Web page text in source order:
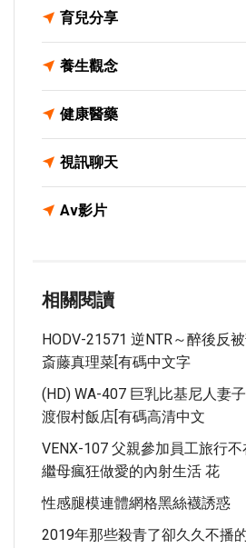
育兒分享
養生觀念
健康醫藥
視訊聊天
Av影片
相關閱讀
HODV-21571 逆NTR～醉後反
斎藤真理菜[有碼中文字
(HD) WA-407 巨乳比基尼人妻
渡假村飯店[有碼高清中文
VENX-107 父親參加員工旅行
繼母瘋狂做愛的內射生活 花
性感腿模連體網格黑絲襪誘惑
2019年那些殺青了卻久久不播